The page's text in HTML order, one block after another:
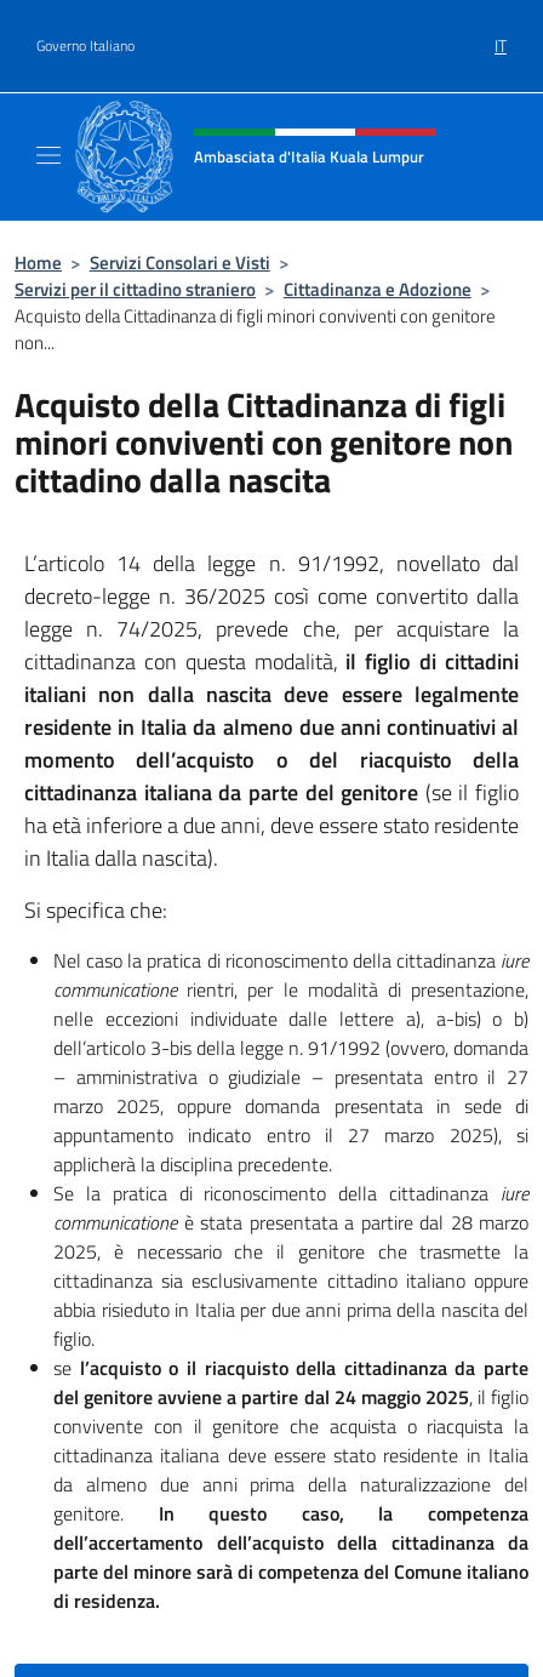
Governo Italiano IT
Intestazione sito, social e menù
Ambasciata d'Italia Kuala Lumpur
Home > Servizi Consolari e Visti >
Servizi per il cittadino straniero > Cittadinanza e Adozione >
Acquisto della Cittadinanza di figli minori conviventi con genitore
non...
Acquisto della Cittadinanza di figli
minori conviventi con genitore non
cittadino dalla nascita
L’articolo 14 della legge n. 91/1992, novellato dal
decreto-legge n. 36/2025 così come convertito dalla
legge n. 74/2025, prevede che, per acquistare la
cittadinanza con questa modalità, il figlio di cittadini
italiani non dalla nascita deve essere legalmente
residente in Italia da almeno due anni continuativial
momento dell’acquisto o del riacquisto della
cittadinanza italiana da parte del genitore (se il figlio
ha età inferiore a due anni, deve essere stato residente
in Italia dalla nascita).
Si specifica che:
Nel caso la pratica di riconoscimento della cittadinanza iure
communicationerientri, per le modalità di presentazione,
nelle eccezioni individuate dalle lettere a), a-bis) o b)
dell’articolo 3-bis della legge n. 91/1992 (ovvero, domanda
– amministrativa o giudiziale – presentata entro il 27
marzo 2025, oppure domanda presentata in sede di
appuntamento indicato entro il 27 marzo 2025), si
applicherà la disciplina precedente.
Se la pratica di riconoscimento della cittadinanza iure
communicationeè stata presentata a partire dal 28 marzo
2025, è necessario che il genitore che trasmette la
cittadinanza sia esclusivamente cittadino italiano oppure
abbia risieduto in Italia per due anni prima della nascita del
figlio.
se l’acquisto o il riacquisto della cittadinanza da parte
del genitore avviene a partire dal 24 maggio 2025, il figlio
convivente con il genitore che acquista o riacquista la
cittadinanza italiana deve essere stato residente in Italia
da almeno due anni prima della naturalizzazione del
genitore. In questo caso, la competenza
dell’accertamento dell’acquisto della cittadinanza da
parte del minore sarà di competenza del Comune italiano
di residenza.